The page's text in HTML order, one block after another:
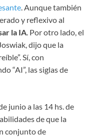
. Aunque también
y reflexivo al
la IA . Por otro lado, el
dijo que la
Sí, con
“AI”, las siglas de
junio a las 14 hs. de
de que la
conjunto de